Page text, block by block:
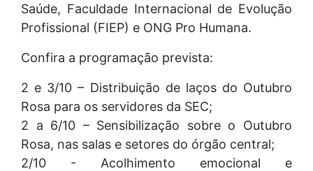
Saúde, Faculdade Internacional de Evolução
Profissional (FIEP) e ONG Pro Humana.
Confira a programação prevista:
2 e 3/10 – Distribuição de laços do Outubro
Rosa para os servidores da SEC;
2 a 6/10 – Sensibilização sobre o Outubro
Rosa, nas salas e setores do órgão central;
2/10 - Acolhimento emocional e